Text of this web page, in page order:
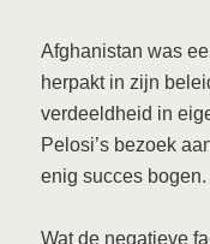
Afghanistan was
herpakt in zijn
verdeeldheid in
Pelosi’s bezoek
enig succes bogen.
Wat de negatieve